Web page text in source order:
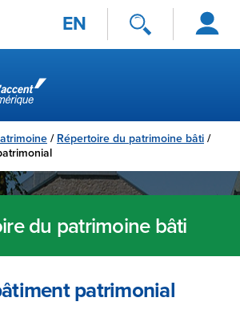
principal EN
Se
connecter
/ Répertoire du patrimoine bâti /
du patrimoine bâti
patrimonial